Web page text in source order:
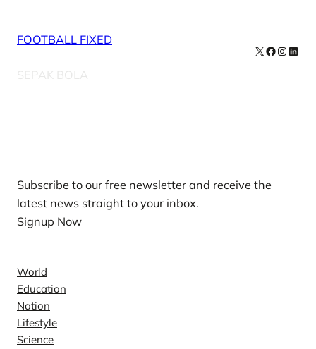
FOOTBALL FIXED
SEPAK BOLA
X Facebook
Subscribe to our free newsletter and receive the
latest news straight to your inbox.
Signup Now
World
Education
Nation
Lifestyle
Science